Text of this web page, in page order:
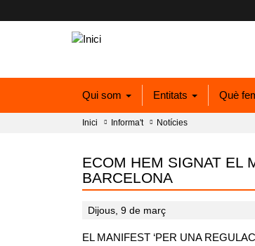
Qui som Entitats Què
Inici Informa't Notícies
ECOM HEM SIGNAT EL
BARCELONA
Dijous, 9 de març
EL MANIFEST ‘PER UNA